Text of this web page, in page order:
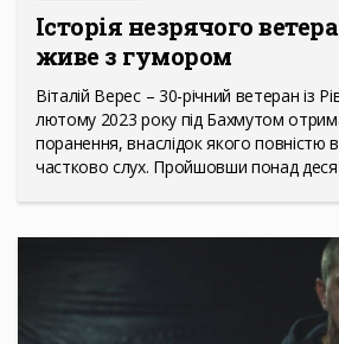
Історія незрячого
живе з гумором
Віталій Верес – 30-річний ветеран із
лютому 2023 року під Бахмутом
поранення, внаслідок якого повністю
частково слух. Пройшовши понад